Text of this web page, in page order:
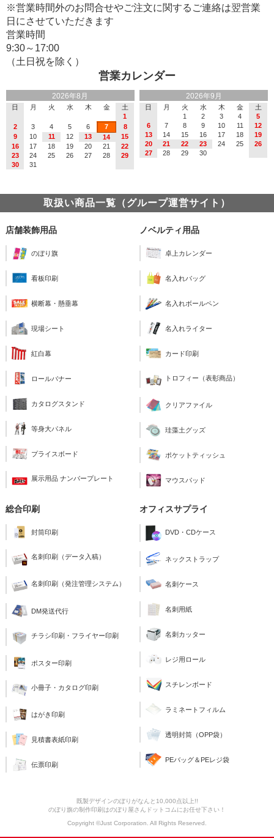
営業カレンダー
2026年8月
日 月 火 水 木 金
土
1
2
3 4 5 6 7
8
9
10 11 12 13 14
15
16
17 18 19 20 21
22
23
24 25 26 27 28
29
30
31
2026年9月
日 月 火 水 木 金
土
1
2 3 4
5
6
7 8 9 10 11
12
13
14 15 16 17 18
19
20
21 22 23 24 25
26
27
28 29 30
※営業時間外のお問合せやご注文に関するご連絡は翌営業
日にさせていただきます
営業時間
9:30～17:00
（土日祝を除く）
取扱い商品一覧（グループ運営サイト）
店舗装飾用品
のぼり旗
看板印刷
横断幕・懸垂幕
現場シート
紅白幕
ロールバナー
カタログスタンド
等身大パネル
プライスボード
展示用品 ナンバープレート
ノベルティ用品
卓上カレンダー
名入れバッグ
名入れボールペン
名入れライター
カード印刷
トロフィー（表彰商品）
クリアファイル
珪藻土グッズ
ポケットティッシュ
マウスパッド
総合印刷
封筒印刷
名刺印刷（データ入稿）
名刺印刷（発注管理システム）
DM発送代行
チラシ印刷・フライヤー印刷
ポスター印刷
小冊子・カタログ印刷
はがき印刷
見積書表紙印刷
伝票印刷
オフィスサプライ
DVD・CDケース
ネックストラップ
名刺ケース
名刺用紙
名刺カッター
レジ用ロール
スチレンボード
ラミネートフィルム
透明封筒（OPP袋）
PEバッグ＆PEレジ袋
既製デザインのぼりがなんと10,000点以上!!
のぼり旗の制作印刷はのぼり屋さんドットコムにお任せ下さい！
Copyright ©Just Corporation. All Rights Reserved.